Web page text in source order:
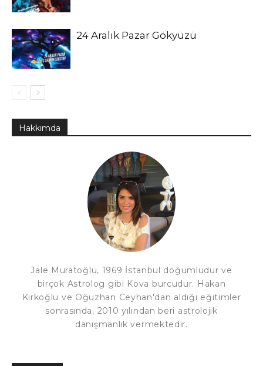
24 Aralık Pazar Gökyüzü
Hakkımda
Jale Muratoğlu, 1969 İstanbul doğumludur ve
birçok Astrolog gibi Kova burcudur. Hakan
Kırkoğlu ve Oğuzhan Ceyhan'dan aldığı eğitimler
sonrasında, 2010 yılından beri astrolojik
danışmanlık vermektedir.